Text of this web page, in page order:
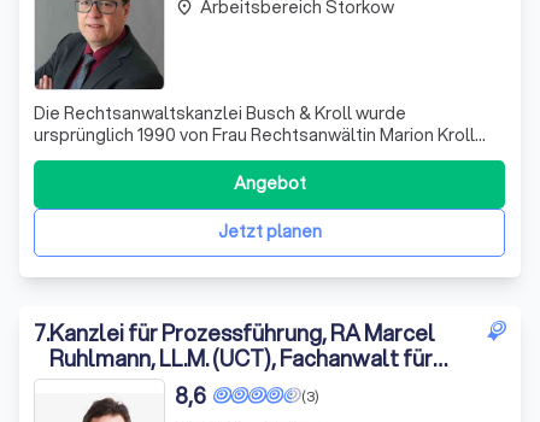
Die Rechtsanwaltskanzlei Busch & Kroll wurde
ursprünglich 1990 von Frau Rechtsanwältin Marion Kroll
gegründet und fusionierte im Juni 2018 mit der Kanzlei von
Herrn Rechtsanwalt Michael Busch. Seit dem Ausscheiden
von Frau Kroll im März 2019 wird die Kanzlei von Herrn
Busch, einem Fachanwalt für Fam
Jetzt planen
Angebot
place Arbeitsbereich Storkow
7.Kanzlei für Prozessführung, RA Marcel
Ruhlmann, LL.M. (UCT), Fachanwalt für
Steuerrecht
(3)
8,6